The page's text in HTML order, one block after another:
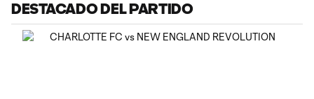
DESTACADO DEL PARTIDO